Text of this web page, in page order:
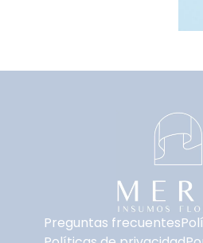
Preguntas frecuentes